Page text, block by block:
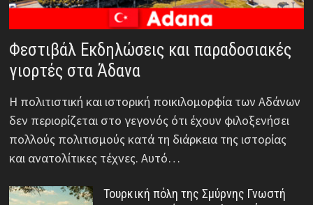
Φεστιβάλ Εκδηλώσεις και παραδοσιακές
γιορτές στα Άδανα
Η πολιτιστική και ιστορική ποικιλομορφία των Αδάνων
δεν περιορίζεται στο γεγονός ότι έχουν φιλοξενήσει
πολλούς πολιτισμούς κατά τη διάρκεια της ιστορίας
και ανατολίτικες τέχνες. Αυτό…
Τουρκική πόλη της Σμύρνης Γνωστή